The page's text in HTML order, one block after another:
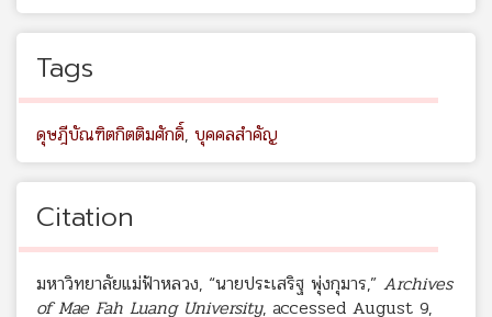
Tags
ดุษฎีบัณฑิตกิตติมศักดิ์, บุคคลสำคัญ
Citation
มหาวิทยาลัยแม่ฟ้าหลวง, “นายประเสริฐ พุ่งกุมาร,” Archives
of Mae Fah Luang University, accessed August 9,